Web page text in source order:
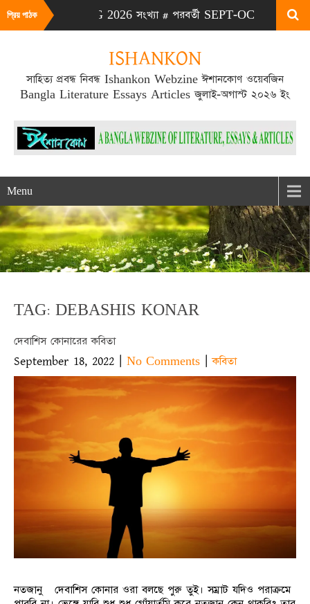
প্রিয় পাঠক
এটা JULY-AUG 2026 সংখ্যা # পরবর্তী SEPT-OCT 2026 সংখ্যা
ISHANKON
সাহিত্য প্রবন্ধ নিবন্ধ Ishankon Webzine ঈশানকোণ ওয়েবজিন
Bangla Literature Essays Articles জুলাই-অগাস্ট ২০২৬ ইং
Menu
TAG: DEBASHIS KONAR
দেবাশিস কোনারের কবিতা
September 18, 2022 | No Comments |কবিতা
নতজানু দেবাশিস কোনার ওরা বলছে পুরু তুই। সম্রাট যদিও পরাক্রমে